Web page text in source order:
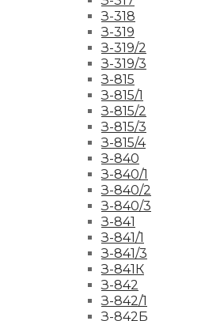
З-318
З-319
З-319/2
З-319/3
З-815
З-815/1
З-815/2
З-815/3
З-815/4
З-840
З-840/1
З-840/2
З-840/3
З-841
З-841/1
З-841/3
З-841К
З-842
З-842/1
З-842Б